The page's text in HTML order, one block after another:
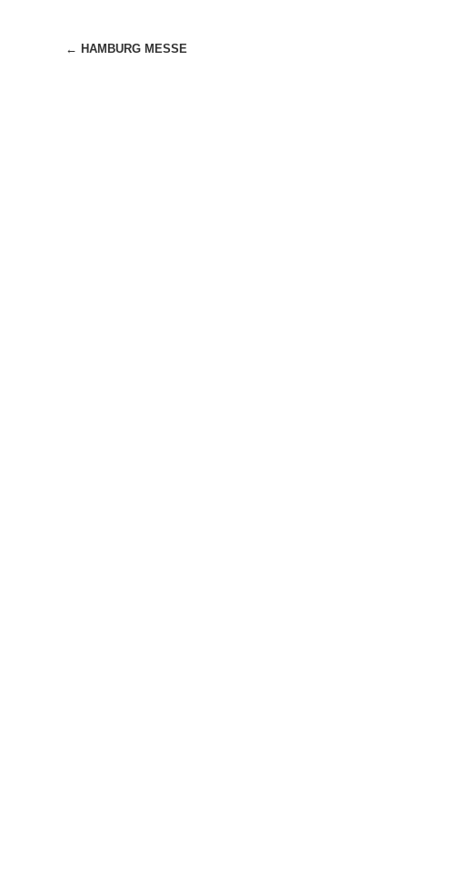
Beitragsnavigation
← HAMBURG MESSE